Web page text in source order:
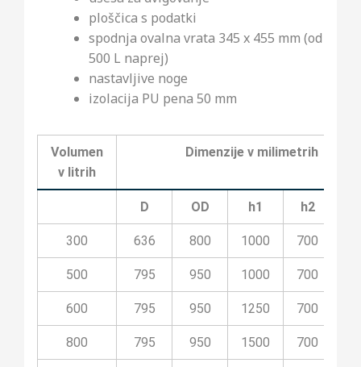
ploščica s podatki
spodnja ovalna vrata 345 x 455 mm (od
500 L naprej)
nastavljive noge
izolacija PU pena 50 mm
Volumen
v litrih
Dimenzije v milimetrih
D OD h1 h2
300 636 800 1000 700
500 795 950 1000 700
600 795 950 1250 700
800 795 950 1500 700